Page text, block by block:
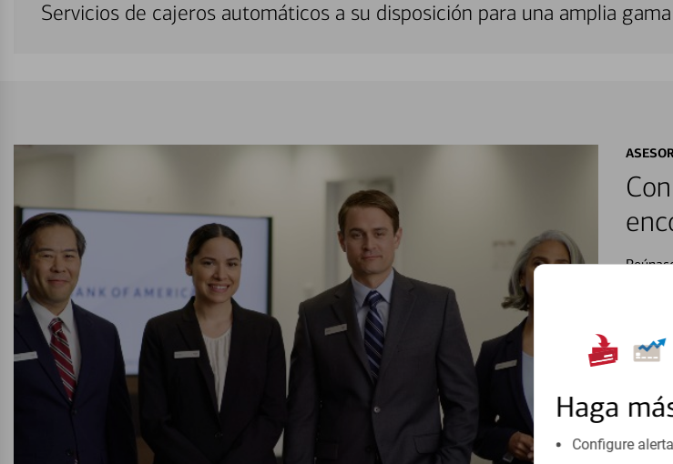
Haga
Configure
Servicios de cajeros automáticos a su disposición para una amplia
inicio
esté
Vea si